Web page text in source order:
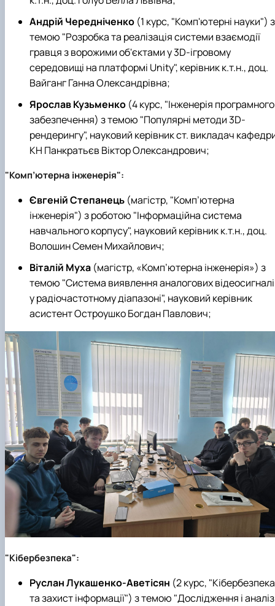
Андрій Чередніченко (1 курс, "Комп'ютерні науки") з
темою "Розробка та реалізація системи взаємодії
гравця з ворожими об'єктами у 3D-ігровому
середовищі на платформі Unity", керівник к.т.н., доц.
Вайганг Ганна Олександрівна;
Ярослав Кузьменко (4 курс, "Інженерія програмного
забезпечення) з темою "Популярні методи 3D-
рендерингу", науковий керівник ст. викладач
КН Панкратьєв Віктор Олександрович;
"Комп’ютерна інженерія":
Євгеній Степанець (магістр, "Комп’ютерна
інженерія") з роботою "Інформаційна система
навчального корпусу", науковий керівник к.т.н., доц.
Волошин Семен Михайлович;
Віталій Муха (магістр, «Комп’ютерна інженерія») з
темою "Система виявлення аналогових
у радіочастотному діапазоні", науковий керівник
асистент Остроушко Богдан Павлович;
"Кібербезпека":
Руслан Лукашенко-Аветісян (2 курс, "Кібербезпека
та захист інформації") з темою "Дослідження і аналіз